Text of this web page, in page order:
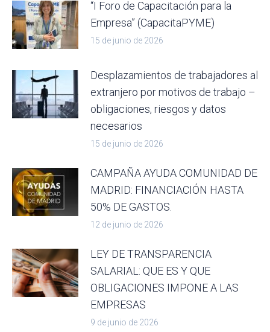
“I Foro de Capacitación para la
Empresa” (CapacitaPYME)
15 de junio de 2026
Desplazamientos de trabajadores al
extranjero por motivos de trabajo –
obligaciones, riesgos y datos
necesarios
15 de junio de 2026
CAMPAÑA AYUDA COMUNIDAD DE
MADRID: FINANCIACIÓN HASTA
50% DE GASTOS.
12 de junio de 2026
LEY DE TRANSPARENCIA
SALARIAL: QUE ES Y QUE
OBLIGACIONES IMPONE A LAS
EMPRESAS
9 de junio de 2026